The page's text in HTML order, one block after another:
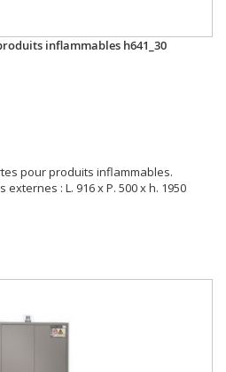
inflammables h641_30
pour produits inflammables.
externes : L. 916 x P. 500 x h. 1950